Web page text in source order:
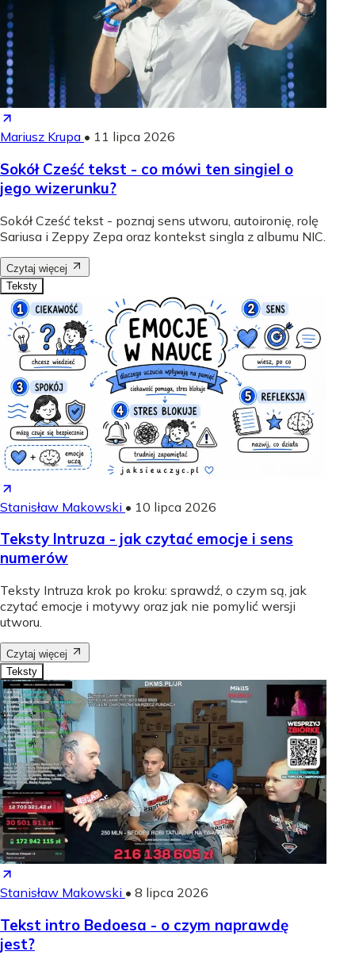
Mariusz Krupa • 11 lipca 2026
Sokół Cześć tekst - co mówi ten singiel o
jego wizerunku?
Sokół Cześć tekst - poznaj sens utworu, autoironię, rolę
Sariusa i Zeppy Zepa oraz kontekst singla z albumu NIC.
Czytaj więcej
Teksty
Stanisław Makowski • 10 lipca 2026
Teksty Intruza - jak czytać emocje i sens
numerów
Teksty Intruza krok po kroku: sprawdź, o czym są, jak
czytać emocje i motywy oraz jak nie pomylić wersji
utworu.
Czytaj więcej
Teksty
Stanisław Makowski • 8 lipca 2026
Tekst intro Bedoesa - o czym naprawdę
jest?